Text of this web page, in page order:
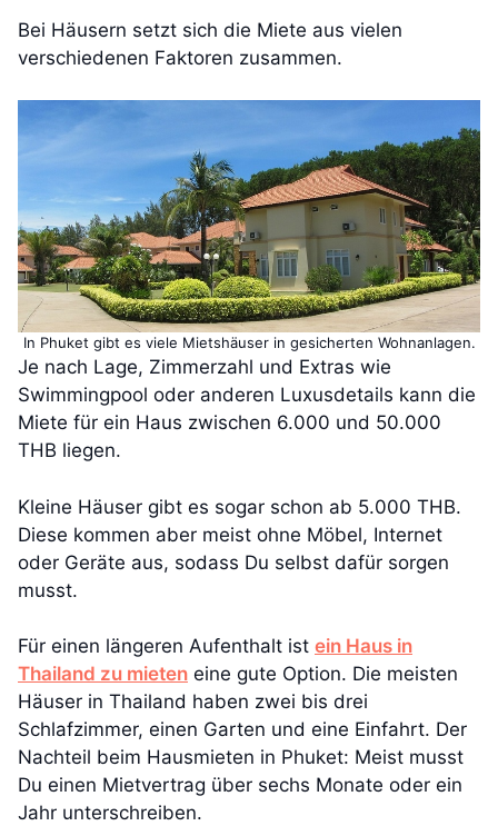
Bei Häusern setzt sich die Miete aus vielen
verschiedenen Faktoren zusammen.
In Phuket gibt es viele Mietshäuser in gesicherten Wohnanlagen.
Je nach Lage, Zimmerzahl und Extras wie
Swimmingpool oder anderen Luxusdetails kann die
Miete für ein Haus zwischen 6.000 und 50.000
THB liegen.
Kleine Häuser gibt es sogar schon ab 5.000 THB.
Diese kommen aber meist ohne Möbel, Internet
oder Geräte aus, sodass Du selbst dafür sorgen
musst.
Für einen längeren Aufenthalt ist ein Haus in
Thailand zu mieten eine gute Option. Die meisten
Häuser in Thailand haben zwei bis drei
Schlafzimmer, einen Garten und eine Einfahrt. Der
Nachteil beim Hausmieten in Phuket: Meist musst
Du einen Mietvertrag über sechs Monate oder ein
Jahr unterschreiben.